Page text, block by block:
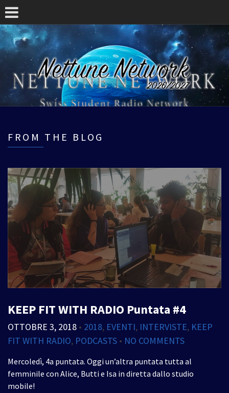
FROM THE BLOG
KEEP FIT WITH RADIO Puntata #4
OTTOBRE 3, 2018 • 2018, EVENTI, INTERVISTE, KEEP
FIT WITH RADIO, PODCASTS • NO COMMENTS
Mercoledì, 4a puntata. Oggi un’altra puntata tutta al
femminile con Alice, Butti e Isa in diretta dallo studio
mobile!